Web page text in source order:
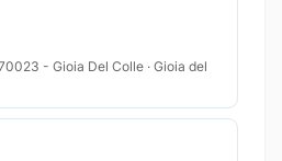
- Gioia Del Colle · Gioia del